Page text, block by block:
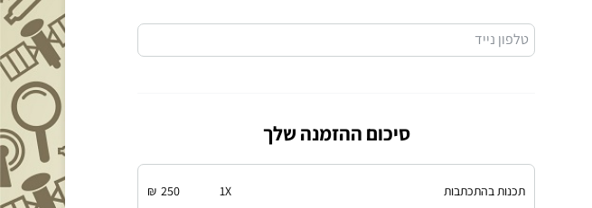
טלפון נייד
סיכום ההזמנה שלך
תכנות בהתכתבות X
1
250
₪